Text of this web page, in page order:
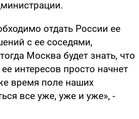
отдать России ее
с ее соседями,
Москва будет знать, что
интересов просто начнет
время поле наших
все уже, уже и уже», -